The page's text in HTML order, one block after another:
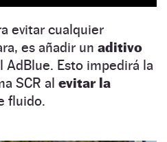
evitar cualquier
es añadir un aditivo
Esto impedirá la
SCR al evitar la
fluido.